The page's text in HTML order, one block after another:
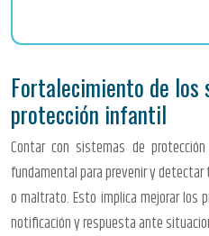
Fortalecimiento de los
protección infantil
Contar con sistemas de
fundamental para prevenir y
o maltrato. Esto implica mejorar los
notificación y respuesta ante